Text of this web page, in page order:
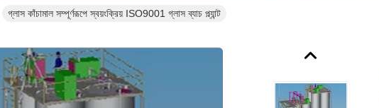
গ্লাস কাঁচামাল সম্পূর্ণরূপে স্বয়ংক্রিয় ISO9001 গ্লাস ব্যাচ প্ল্যান্ট